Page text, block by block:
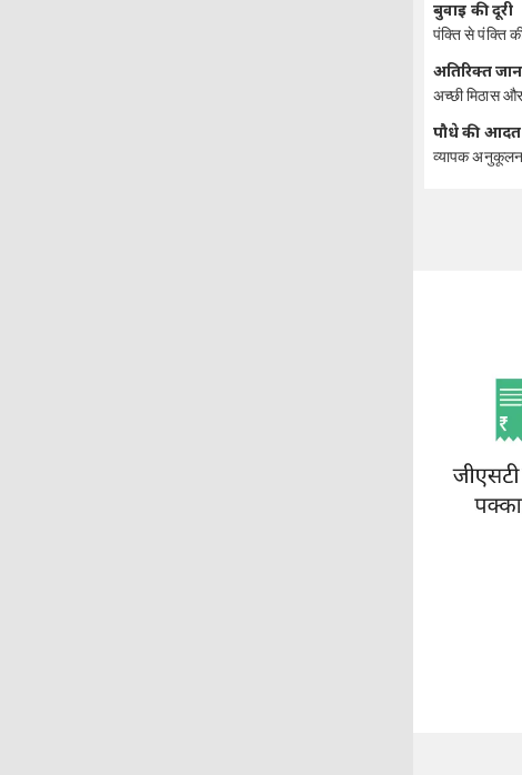
बुवाई की दूरी
पंक्ति से पंक्ति
अतिरिक्त
अच्छी मिठास
पौधे की आदत
व्यापक अनुकूलन